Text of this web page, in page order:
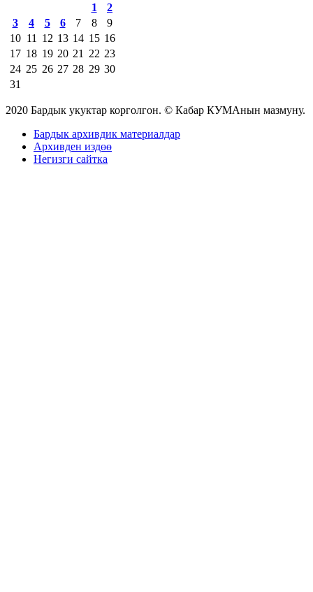
1
2
3
4 5 6 7 8
9
10 11 12 13 14 15 16
17 18 19 20 21 22 23
24 25 26 27 28 29 30
31
2020 Бардык укуктар корголгон. © Кабар КУМАнын мазмуну.
Бардык архивдик материалдар
Архивден издөө
Негизги сайтка